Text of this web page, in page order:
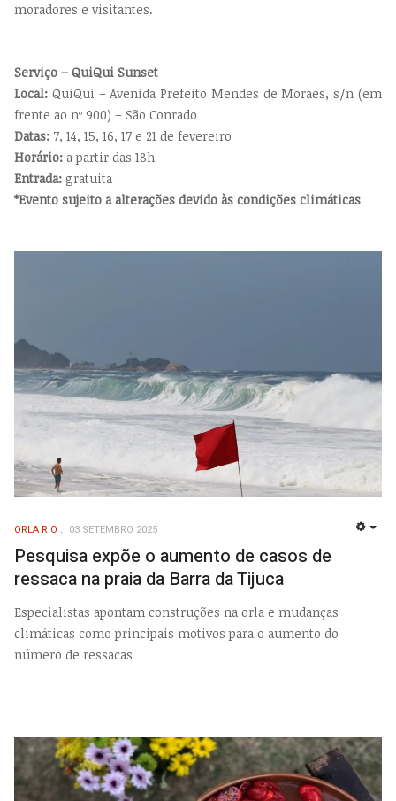
moradores e visitantes.
Serviço – QuiQui Sunset
Local: QuiQui – Avenida Prefeito Mendes de Moraes, s/n (em
frente ao nº 900) – São Conrado
Datas: 7, 14, 15, 16, 17 e 21 de fevereiro
Horário: a partir das 18h
Entrada: gratuita
*Evento sujeito a alterações devido às condições climáticas
ORLA RIO 03 SETEMBRO 2025
Pesquisa expõe o aumento de casos de
ressaca na praia da Barra da Tijuca
Especialistas apontam construções na orla e mudanças
climáticas como principais motivos para o aumento do
número de ressacas